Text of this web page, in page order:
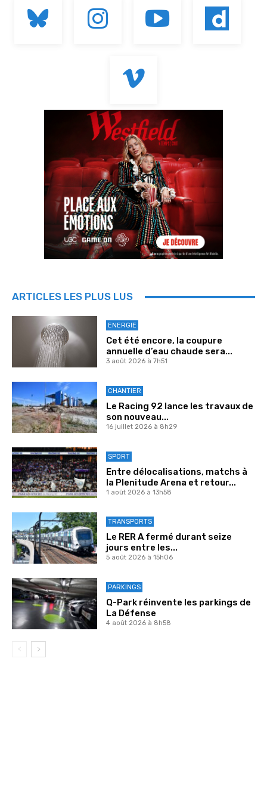
ARTICLES LES PLUS LUS
ENERGIE
Cet été encore, la coupure
annuelle d’eau chaude sera...
3 août 2026 à 7h51
CHANTIER
Le Racing 92 lance les travaux de
son nouveau...
16 juillet 2026 à 8h29
SPORT
Entre délocalisations, matchs à
la Plenitude Arena et retour...
1 août 2026 à 13h58
TRANSPORTS
Le RER A fermé durant seize
jours entre les...
5 août 2026 à 15h06
PARKINGS
Q-Park réinvente les parkings de
La Défense
4 août 2026 à 8h58